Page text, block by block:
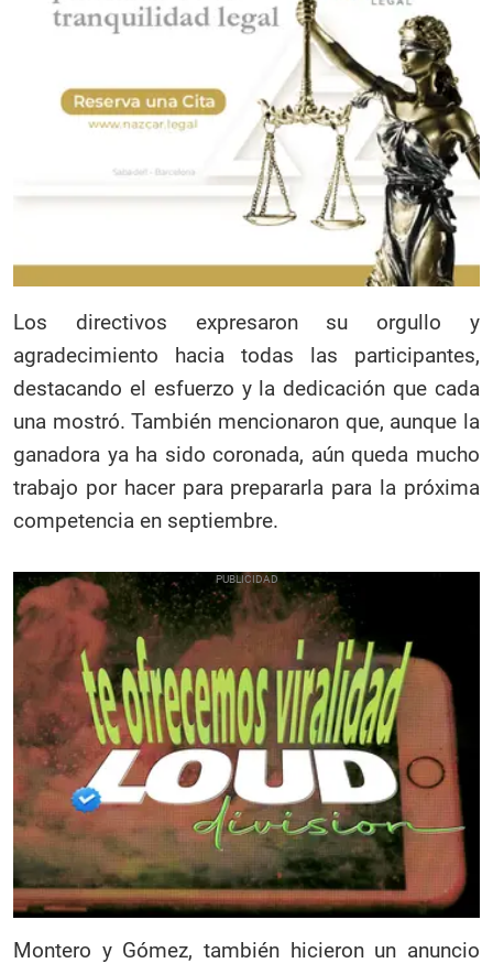
Los directivos expresaron su orgullo y
agradecimiento hacia todas las participantes,
destacando el esfuerzo y la dedicación que cada
una mostró. También mencionaron que, aunque la
ganadora ya ha sido coronada, aún queda mucho
trabajo por hacer para prepararla para la próxima
competencia en septiembre.
Montero y Gómez, también hicieron un anuncio